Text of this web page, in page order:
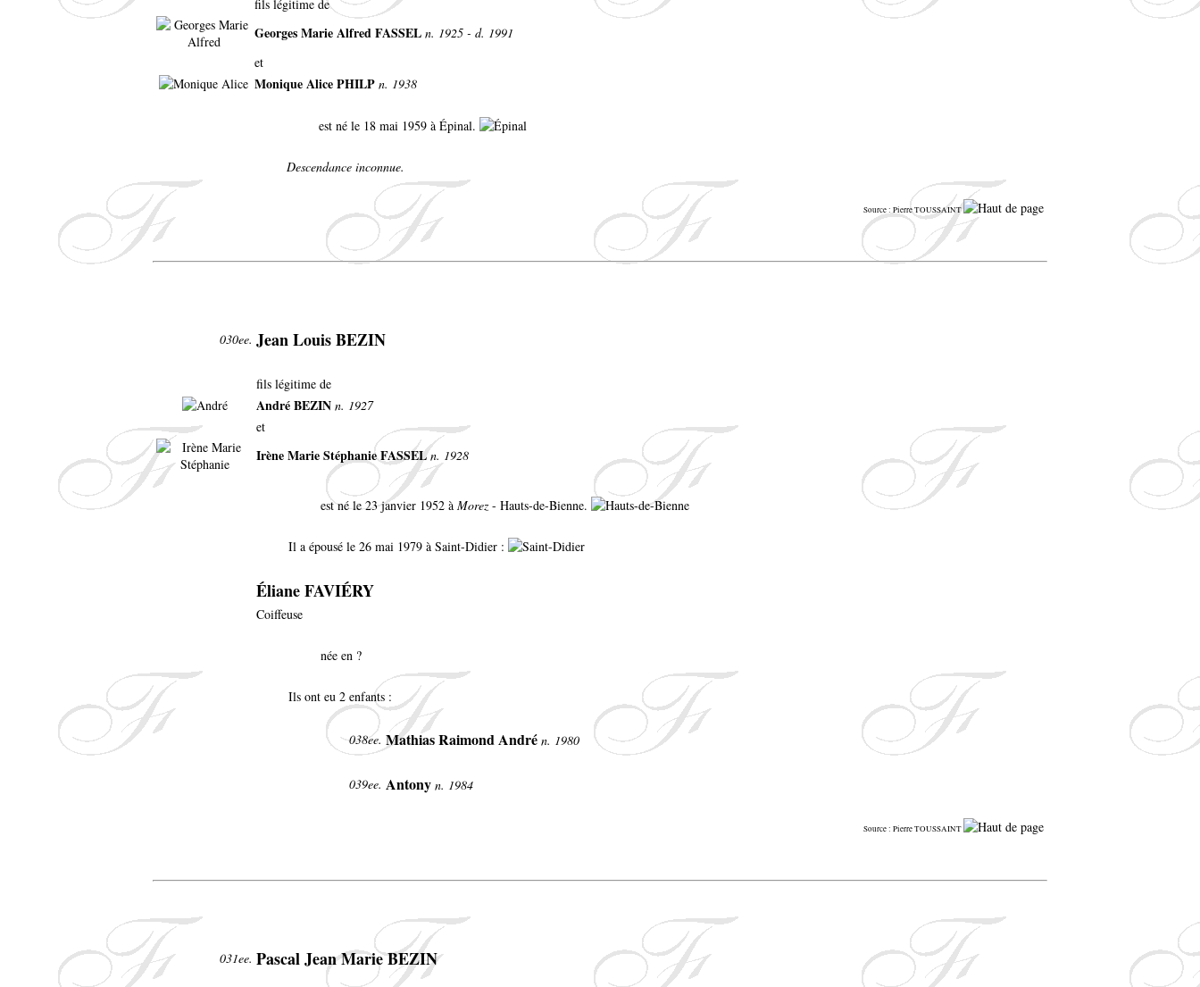
fils légitime de
Georges Marie Alfred FASSEL n. 1925 - d. 1991
et
Monique Alice PHILP n. 1938
est né le 18 mai 1959 à Épinal.
Descendance inconnue.
Source : Pierre TOUSSAINT
030ee. Jean Louis BEZIN
fils légitime de
André BEZIN n. 1927
et
Irène Marie Stéphanie FASSELn. 1928
est né le 23 janvier 1952 à Morez- Hauts-de-Bienne.
Il a épousé le 26 mai 1979 à Saint-Didier :
Éliane FAVIÉRY
Coiffeuse
née en ?
Ils ont eu 2 enfants :
038ee. Mathias Raimond André n. 1980
039ee. Antony n. 1984
Source : Pierre TOUSSAINT
031ee. Pascal Jean Marie BEZIN